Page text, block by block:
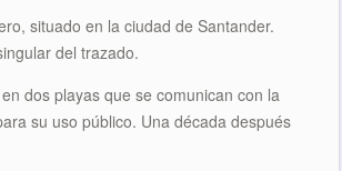
situado en la ciudad de Santander.
del trazado.
dos playas que se comunican con la
su uso público. Una década después